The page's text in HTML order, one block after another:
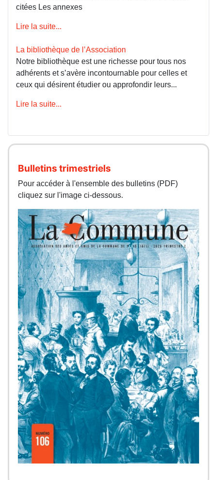
citées Les annexes
Lire la suite...
La bibliothèque de l’Association
Notre bibliothèque est une richesse pour tous nos
adhérents et s’avère incontournable pour celles et
ceux qui désirent étudier ou approfondir leurs...
Lire la suite...
Bulletins trimestriels
Pour accéder à l'ensemble des bulletins (PDF)
cliquez sur l'image ci-dessous.